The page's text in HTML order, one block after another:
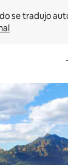
se tradujo